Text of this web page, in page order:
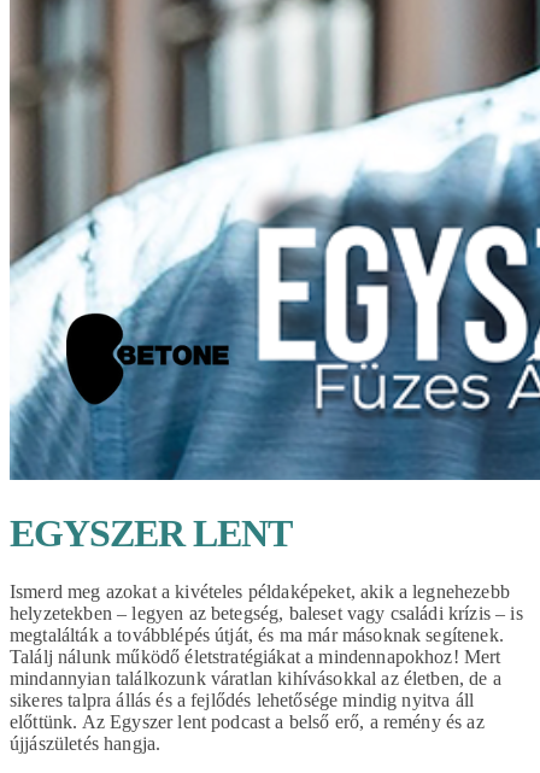
EGYSZER LENT
Ismerd meg azokat a kivételes példaképeket, akik a legnehezebb
helyzetekben – legyen az betegség, baleset vagy családi krízis – is
megtalálták a továbblépés útját, és ma már másoknak segítenek.
Találj nálunk működő életstratégiákat a mindennapokhoz! Mert
mindannyian találkozunk váratlan kihívásokkal az életben, de a
sikeres talpra állás és a fejlődés lehetősége mindig nyitva áll
előttünk. Az Egyszer lent podcast a belső erő, a remény és az
újjászületés hangja.